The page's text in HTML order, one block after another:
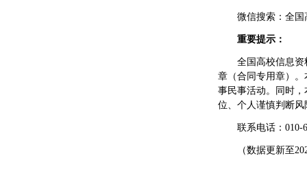
微信搜索：全
重要提示：
全国高校信息
章（合同专用章）
事民事活动。同时，
位、个人谨慎判断风
联系电话：010-
（数据更新至